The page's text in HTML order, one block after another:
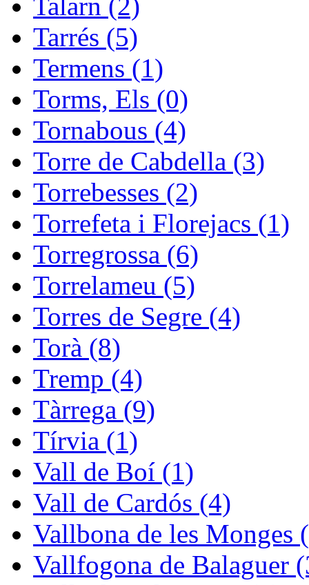
Talarn (2)
Tarrés (5)
Termens (1)
Torms, Els (0)
Tornabous (4)
Torre de Cabdella (3)
Torrebesses (2)
Torrefeta i Florejacs (1)
Torregrossa (6)
Torrelameu (5)
Torres de Segre (4)
Torà (8)
Tremp (4)
Tàrrega (9)
Tírvia (1)
Vall de Boí (1)
Vall de Cardós (4)
Vallbona de les Monges
Vallfogona de Balaguer